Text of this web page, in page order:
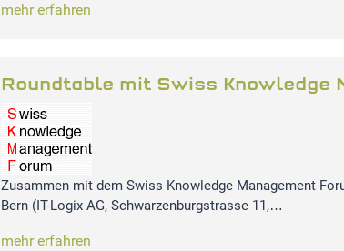
mehr erfahren
Roundtable mit Swiss Knowledge
Zusammen mit dem Swiss Knowledge Management
Bern (IT-Logix AG, Schwarzenburgstrasse 11,…
mehr erfahren